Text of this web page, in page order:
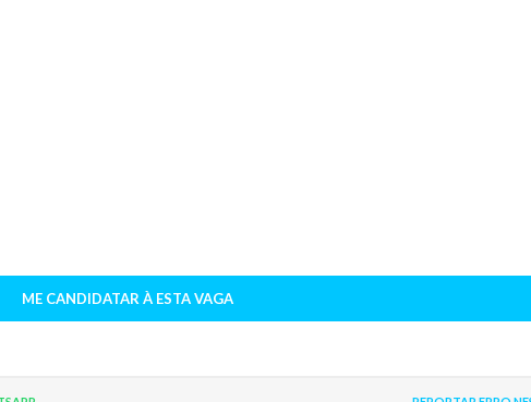
ME CANDIDATAR À ESTA VAGA